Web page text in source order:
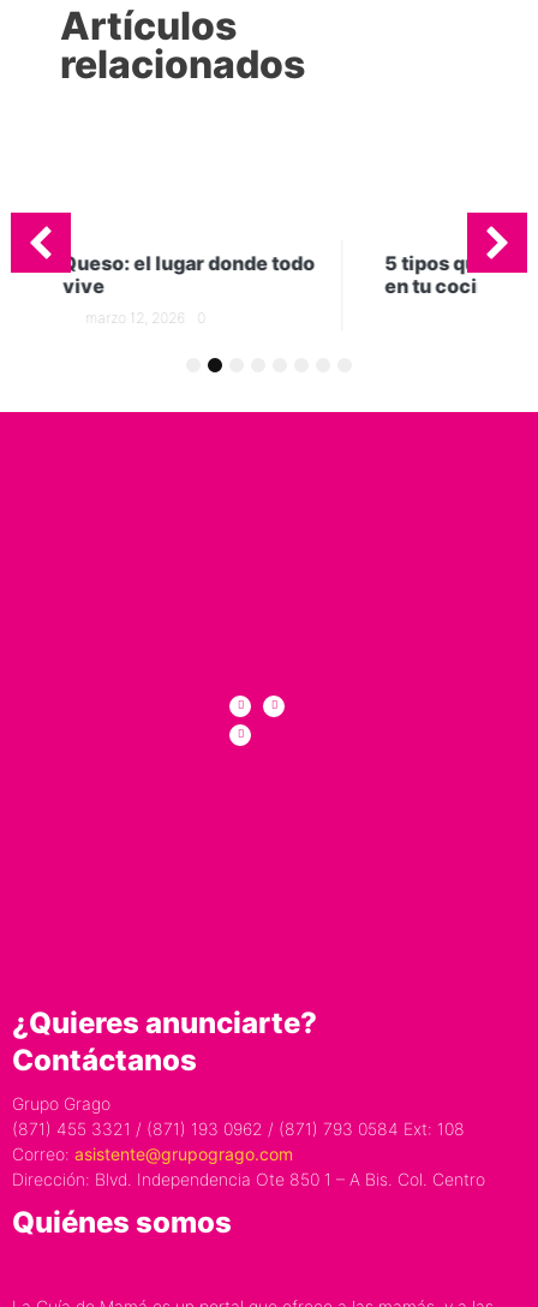
Artículos
relacionados
todo
5 tipos quesos que no pueden faltar
5
¿Quieres anunciarte?
Contáctanos
Grupo Grago
(871) 455 3321 / (871) 193 0962 / (871) 793 0584 Ext: 108
Correo: asistente@grupogrago.com
Dirección: Blvd. Independencia Ote 850 1 – A Bis. Col. Centro
Quiénes somos